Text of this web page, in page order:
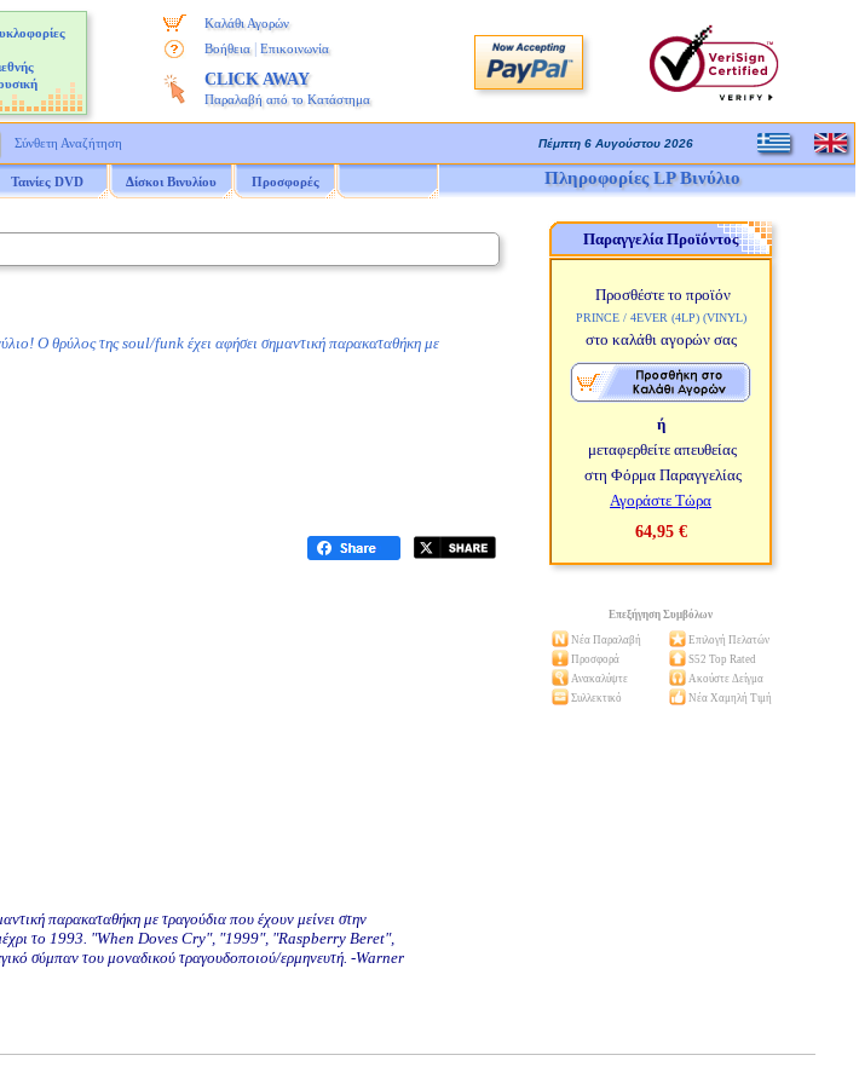
Καλάθι Αγορών
Βοήθεια
Επικοινωνία
CLICK AWAY
Παραλαβή από το Κατάστημα
Σύνθετη Αναζήτηση Πέμπτη 6 Αυγούστου 2026
Ταινίες DVD Δίσκοι Βινυλίου Προσφορές Πληροφορίες LP Βινύλιο
Ο θρύλος της soul/funk έχει αφήσει σημαντική παρακαταθήκη με
Παραγγελία Προϊόντος
Προσθέστε το προϊόν
PRINCE / 4EVER (4LP) (VINYL)
στο καλάθι αγορών σας
ή
μεταφερθείτε απευθείας
στη Φόρμα Παραγγελίας
Αγοράστε Τώρα
64,95 €
Επεξήγηση Συμβόλων
Νέα Παραλαβή
Επιλογή Πελατών
Προσφορά
S52 Top Rated
Ανακαλύψτε
Ακούστε Δείγμα
Συλλεκτικό
Νέα Χαμηλή Τιμή
παρακαταθήκη με τραγούδια που έχουν μείνει στην
το 1993. "When Doves Cry", "1999", "Raspberry Beret",
σύμπαν του μοναδικού τραγουδοποιού/ερμηνευτή. -Warner